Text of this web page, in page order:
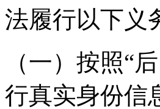
法履行以下义
（一）按照“
行真实身份信